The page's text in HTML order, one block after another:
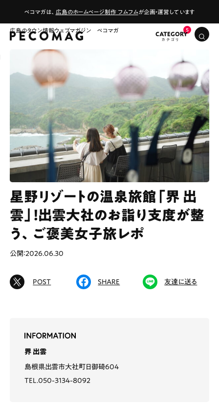
ペコマガは、 広島のホームページ制作 フムフムが企画・運営しています
広島のタウン情報ウェブマガジン ペコマガ
CATEGORY
# ファミリーにおすすめ # 女子旅におすすめ
Gourmet
星野リゾートの温泉旅館「界 出
雲」！出雲大社のお詣り支度が整
う、ご褒美女子旅レポ
公開：2026.06.30
POST SHARE 友達に送る
界 出雲
島根県出雲市大社町日御碕604
TEL.050-3134-8092